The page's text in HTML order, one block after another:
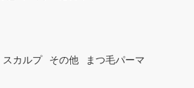
スカルプ その他
まつ毛パーマ